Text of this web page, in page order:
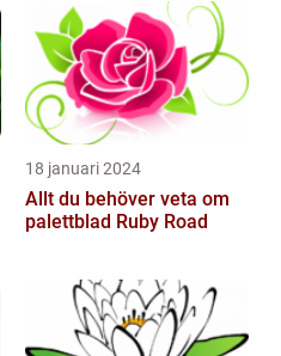
18 januari 2024
Allt du behöver veta om
palettblad Ruby Road